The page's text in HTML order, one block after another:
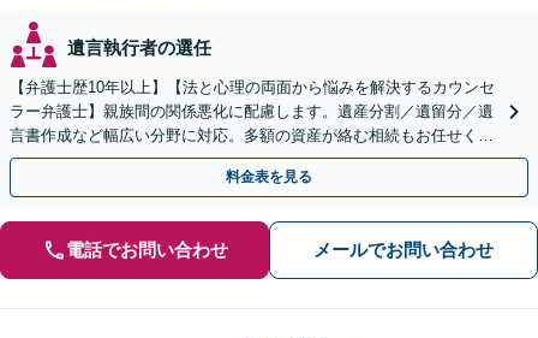
遺言執行者の選任
【弁護士歴10年以上】【法と心理の両面から悩みを解決するカウンセ
ラー弁護士】親族間の関係悪化に配慮します。遺産分割／遺留分／遺
言書作成など幅広い分野に対応。多額の資産が絡む相続もお任せくだ
さい。【夜間・休日の相談可能】【駐車場完備】
料金表を見る
電話でお問い合わせ メールでお問い合わせ